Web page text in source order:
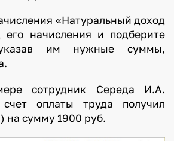
«Натуральный доход
его начисления и подберите
указав им нужные суммы,
сотрудник Середа И.А.
оплаты труда получил
на сумму 1900 руб.